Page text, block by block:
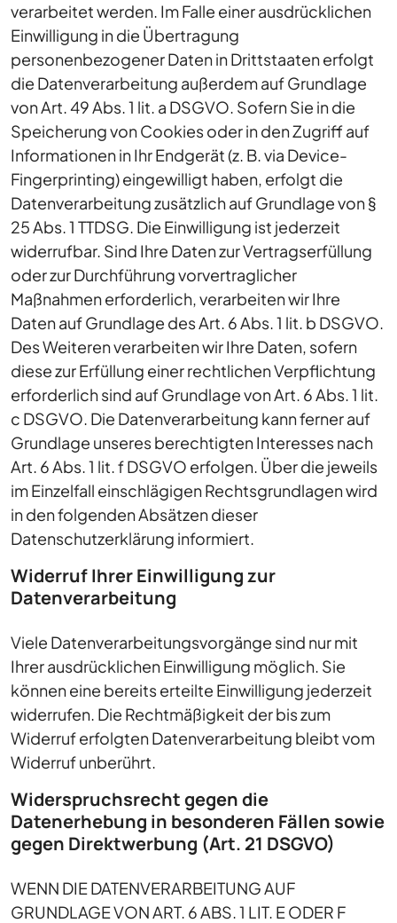
verarbeitet werden. Im Falle einer ausdrücklichen
Einwilligung in die Übertragung
personenbezogener Daten in Drittstaaten erfolgt
die Datenverarbeitung außerdem auf Grundlage
von Art. 49 Abs. 1 lit. a DSGVO. Sofern Sie in die
Speicherung von Cookies oder in den Zugriff auf
Informationen in Ihr Endgerät (z. B. via Device-
Fingerprinting) eingewilligt haben, erfolgt die
Datenverarbeitung zusätzlich auf Grundlage von §
25 Abs. 1 TTDSG. Die Einwilligung ist jederzeit
widerrufbar. Sind Ihre Daten zur Vertragserfüllung
oder zur Durchführung vorvertraglicher
Maßnahmen erforderlich, verarbeiten wir Ihre
Daten auf Grundlage des Art. 6 Abs. 1 lit. b DSGVO.
Des Weiteren verarbeiten wir Ihre Daten, sofern
diese zur Erfüllung einer rechtlichen Verpflichtung
erforderlich sind auf Grundlage von Art. 6 Abs. 1 lit.
c DSGVO. Die Datenverarbeitung kann ferner auf
Grundlage unseres berechtigten Interesses nach
Art. 6 Abs. 1 lit. f DSGVO erfolgen. Über die jeweils
im Einzelfall einschlägigen Rechtsgrundlagen wird
in den folgenden Absätzen dieser
Datenschutzerklärung informiert.
Widerruf Ihrer Einwilligung zur
Datenverarbeitung
Viele Datenverarbeitungsvorgänge sind nur mit
Ihrer ausdrücklichen Einwilligung möglich. Sie
können eine bereits erteilte Einwilligung jederzeit
widerrufen. Die Rechtmäßigkeit der bis zum
Widerruf erfolgten Datenverarbeitung bleibt vom
Widerruf unberührt.
Widerspruchsrecht gegen die
Datenerhebung in besonderen Fällen sowie
gegen Direktwerbung (Art. 21 DSGVO)
WENN DIE DATENVERARBEITUNG AUF
GRUNDLAGE VON ART. 6 ABS. 1 LIT. E ODER F